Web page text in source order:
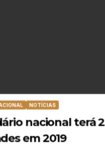
NOTÍCIAS
nacional terá 2
em 2019